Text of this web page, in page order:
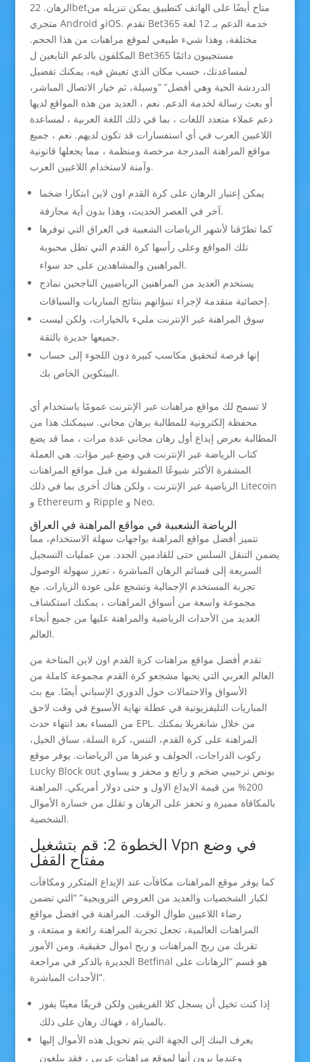
الرهان. 22betمتاح أيضًا على الهاتف كتطبيق يمكن تنزيله من
متجري Android وiOS. تقدم Bet365 خدمة الدعم بـ 12 لغة
مختلفة، وهذا شيء طبيعي لموقع مراهنات من هذا الحجم.
المكلفون بالدعم التابعين ل Bet365 مستجيبون دائمًا
لمساعدتك، حسب مكان الذي تعيش فيه، يمكنك تفضيل
الدردشة الحية وهي أفضل” “وسيلة، ثم خيار الاتصال المباشر،
أو بعث رسالة لخدمة الدعم. نعم ، العديد من هذه المواقع لديها
دعم عملاء متعدد اللغات ، بما في ذلك اللغة العربية ، لمساعدة
اللاعبين العرب في أي استفسارات قد تكون لديهم. نعم ، جميع
مواقع المراهنة المدرجة مرخصة ومنظمة ، مما يجعلها قانونية
وآمنة لاستخدام اللاعبين العرب.
يمكن إعتبار الرهان على كرة القدم اون لاين ابتكارا ضخما
آخر في العصر الحديث، وهذا بدون أية مجازفة.
كما تطرّقنا لأشهر الرياضات الشعبية في العراق التي توفرها
تلك المواقع وعلى رأسها كرة القدم التي تظل محبوبة
المراهنين والمشاهدين على حد سواء.
يستخدم العديد من المراهنين الرياضيين الناجحين نماذج
إحصائية متقدمة لإجراء تنبؤاتهم بنتائج المباريات والسباقات.
سوق المراهنة عبر الإنترنت مليء بالخيارات، ولكن ليست
جميعها جديرة بالثقة.
إنها فرصة لتحقيق مكاسب كبيرة دون اللجوء إلى حساب
البيتكوين الخاص بك.
لا تسمح لك مواقع مراهنات عبر الإنترنت عمومًا باستخدام أي
محفظة إلكترونية للمطالبة برهان مجاني. سيمكنك هذا من
المطالبة بعرض إيداع أول رهان مجاني عدة مرات ، مما قد يضع
كتاب الرياضة عبر الإنترنت في وضع غير مؤات. هي العملة
المشفرة الأكثر شيوعًا المقبولة من قبل مواقع المراهنات
الرياضية عبر الإنترنت ، ولكن هناك أخرى بما في ذلك Litecoin
و Ethereum و Ripple و Neo.
الرياضة الشعبية في مواقع المراهنة في العراق
تتميز أفضل مواقع المراهنة بواجهات سهلة الاستخدام، مما
يضمن التنقل السلس حتى للقادمين الجدد. من عمليات التسجيل
السريعة إلى قسائم الرهان المباشرة ، تعزز سهولة الوصول
تجربة المستخدم الإجمالية وتشجع على عودة الزيارات. مع
مجموعة واسعة من أسواق المراهنات ، يمكنك استكشاف
العديد من الأحداث الرياضية والمراهنة عليها من جميع أنحاء
العالم.
تقدم أفضل مواقع مراهنات كرة القدم اون لاين المتاحة من
العالم العربي التي يحبها مشجعو كرة القدم مجموعة كاملة من
الأسواق والاحتمالات حول الدوري الإسباني أيضًا. مع بث
المباريات التليفزيونية في عطلة نهاية الأسبوع في وقت لاحق
من المساء بعد انتهاء حدث EPL. من خلال شانغريلا يمكنك
المراهنة على كرة القدم، التنس، كرة السلة، سباق الخيل،
ركوب الدراجات، الجولف و غيرها من الرياضات. يوفر موقع
Lucky Block out بونص ترحيبي ضخم و رائع و محفز و يساوي
200% من قيمة الايداع الاول و حتى دولار أمريكي. المراهنة
بالمكافاة مميزة و تحفز على الرهان و تقلل من خسارة الأموال
الشخصية.
الخطوة 2: قم بتشغيل Vpn في وضع
مفتاح القفل
كما يوفر موقع المراهنات مكافآت عند الإيداع المتكرر ومكافآت
لكبار الشخصيات والعديد من العروض الترويجية” “التي تضمن
رضاء اللاعبين طوال الوقت. المراهنة في افضل مواقع
المراهنات العالمية، تجعل تجربة المراهنة رائعة و ممتعة، و
تقربك من ربح المراهنات و ربح اموال حقيقية. ومن الأمور
الجديرة بالذكر في مراجعة Betfinal هو قسم “الرهانات على
الأحداث المباشرة“.
إذا كنت تخيل أن يسجل كلا الفريقين ولكن فريقًا معينًا يفوز
بالمباراة ، فهناك رهان على ذلك.
يعرف البنك إلى الجهة التي يتم تحويل هذه الأموال إليها
وعندما يرون أنها لموقع مراهنات عربي ، فقد يبلغون